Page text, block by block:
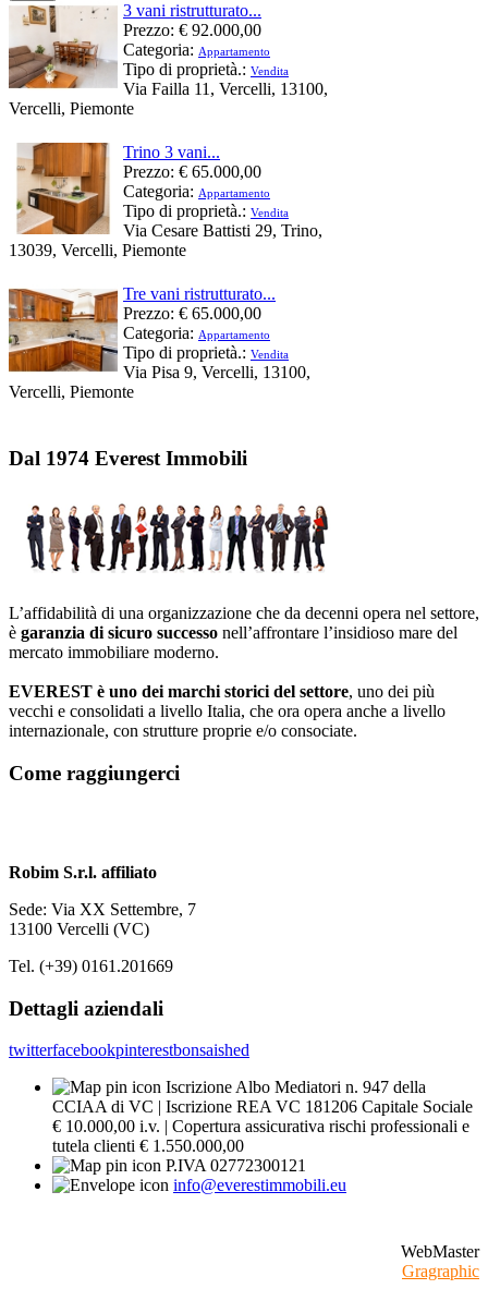
3 vani ristrutturato...
Prezzo: € 92.000,00
Categoria: Appartamento
Tipo di proprietà.: Vendita
Via Failla 11, Vercelli, 13100,
Vercelli, Piemonte
Trino 3 vani...
Prezzo: € 65.000,00
Categoria: Appartamento
Tipo di proprietà.: Vendita
Via Cesare Battisti 29, Trino,
13039, Vercelli, Piemonte
Tre vani ristrutturato...
Prezzo: € 65.000,00
Categoria: Appartamento
Tipo di proprietà.: Vendita
Via Pisa 9, Vercelli, 13100,
Vercelli, Piemonte
Dal 1974 Everest Immobili
L’affidabilità di una organizzazione che da decenni opera nel settore,
è garanzia di sicuro successo nell’affrontare l’insidioso mare del
mercato immobiliare moderno.
EVEREST è uno dei marchi storici del settore, uno dei più
vecchi e consolidati a livello Italia, che ora opera anche a livello
internazionale, con strutture proprie e/o consociate.
Come raggiungerci
Robim S.r.l. affiliato
Sede: Via XX Settembre, 7
13100 Vercelli (VC)
Tel. (+39) 0161.201669
Dettagli aziendali
twitterfacebookpinterestbonsaished
Iscrizione Albo Mediatori n. 947 della
CCIAA di VC | Iscrizione REA VC 181206 Capitale Sociale
€ 10.000,00 i.v. | Copertura assicurativa rischi professionali e
tutela clienti € 1.550.000,00
P.IVA 02772300121
info@everestimmobili.eu
WebMaster
Gragraphic